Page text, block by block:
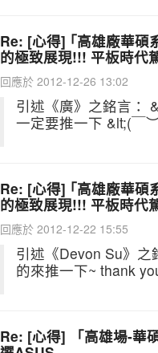
Re: [心得] ｢高雄廠華碩
的極致展現!!! 平板時代
回應於 2012-12-26 13:02
引述《廣》之銘言：
一定要推一下 &lt;(￣
Re: [心得] ｢高雄廠華碩
的極致展現!!! 平板時代
回應於 2012-12-22 15:55
引述《Devon Su》之
的來推一下~ thank
Re: [心得] 「高雄場-華